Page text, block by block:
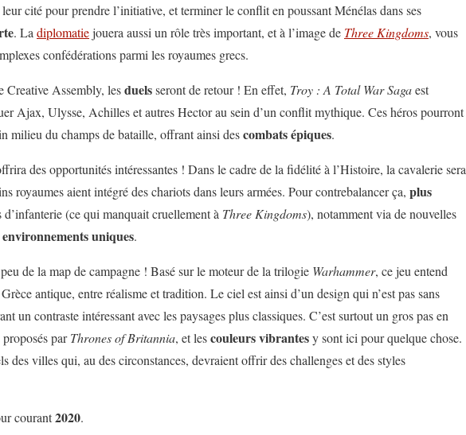
cité pour prendre l’initiative, et terminer le conflit en poussant Ménélas dans ses
. La diplomatiejouera aussi un rôle très important, et à l’image de Three Kingdoms, vous
confédérations parmi les royaumes grecs.
Creative Assembly, lesduelsseront de retour ! En effet, Troy : A Total War Sagaest
Ajax, Ulysse, Achilles et autres Hector au sein d’un conflit mythique. Ces héros pourront
milieu du champs de bataille, offrant ainsi descombats épiques.
des opportunités intéressantes ! Dans le cadre de la fidélité à l’Histoire, la cavalerie sera
royaumes aient intégré des chariots dans leurs armées. Pour contrebalancer ça, plus
d’infanterie (ce qui manquait cruellement à Three Kingdoms), notamment via de nouvelles
environnements uniques.
de la map de campagne ! Basé sur le moteur de la trilogie Warhammer, ce jeu entend
antique, entre réalisme et tradition. Le ciel est ainsi d’un design qui n’est pas sans
un contraste intéressant avec les paysages plus classiques. C’est surtout un gros pas en
parThrones of Britannia, et lescouleurs vibrantesy sont ici pour quelque chose.
des villes qui, au des circonstances, devraient offrir des challenges et des styles
courant2020.